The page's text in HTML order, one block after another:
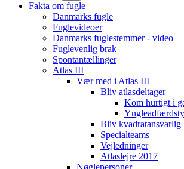
Fakta om fugle
Danmarks fugle
Fuglevideoer
Danmarks fuglestemmer - video
Fuglevenlig brak
Spontantællinger
Atlas III
Vær med i Atlas III
Bliv atlasdeltager
Kom hurtigt i
Bliv kvadratansvarlig
Specialteams
Vejledninger
Atlaslejre 2017
Nøglepersoner